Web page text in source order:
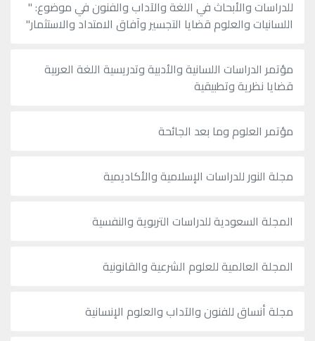
للدراسات والأبحاث في اللغة والآداب والفنون في موضوع: "
اللسانيات والعلوم قضايا التجسير وآفاق الامتداد والاستثمار"
مؤتمر الدراسات اللسانية والأدبية وتدريسية اللغة العربية
قضايا نظرية وتطبيقية
مؤتمر العلوم وما بعد الجائحة
مجلة النور للدراسات الإسلامية والأكاديمية
المجلة السعودية للدراسات التربوية والنفسية
المجلة العالمية للعلوم الشرعية والقانونية
مجلة أنساق للفنون والآداب والعلوم الإنسانية